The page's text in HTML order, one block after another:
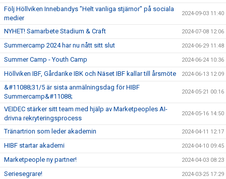
Följ Höllviken Innebandys "Helt vanliga stjärnor" på sociala
medier
2024-09-03 11:40
NYHET! Samarbete Stadium & Craft 2024-07-08 12:06
Summercamp 2024 har nu nått sitt slut 2024-06-29 11:48
Summer Camp - Youth Camp 2024-06-24 10:36
Höllviken IBF, Gårdarike IBK och Näset IBF kallar till årsmöte 2024-06-13 12:09
&#11088;31/5 är sista anmälningsdag för HIBF
Summercamp&#11088;
2024-05-21 00:16
VEIDEC stärker sitt team med hjälp av Marketpeoples AI-
drivna rekryteringsprocess
2024-05-16 14:50
Tränartrion som leder akademin 2024-04-11 12:17
HIBF startar akademi 2024-04-10 09:45
Marketpeople ny partner! 2024-04-03 08:23
Seriesegrare! 2024-03-25 17:29